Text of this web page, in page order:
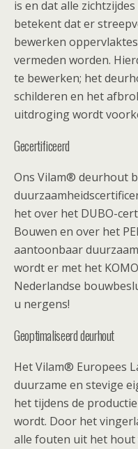
is en dat alle
betekent dat er
bewerken
vermeden worden.
te bewerken; het
schilderen en het
uitdroging wordt
Gecertificeerd
Ons Vilam® deurhout
het over het DUBO-
Bouwen en over het
aantoonbaar
wordt er met het
Nederlandse
u nergens!
Geoptimaliseerd deurhout
Het Vilam® Europees
duurzame en stevige
het tijdens de
wordt. Door het
alle fouten uit het hout